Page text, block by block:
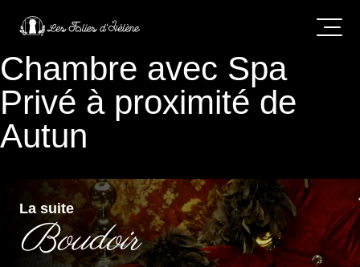
Chambre avec Spa
Privé à proximité de
Autun
La suite
Boudoir